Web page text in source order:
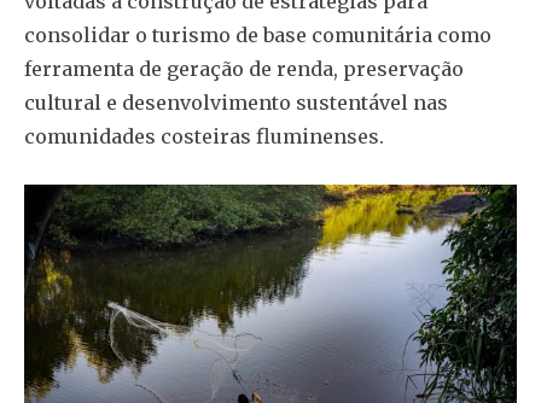
consolidar o turismo de base comunitária como
ferramenta de geração de renda, preservação
cultural e desenvolvimento sustentável nas
comunidades costeiras fluminenses.